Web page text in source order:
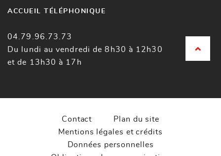
ACCUEIL TÉLÉPHONIQUE
04.79.96.73.73
Du lundi au vendredi de 8h30 à 12h30
et de 13h30 à 17h
Contact
Plan du site
Mentions légales et crédits
Données personnelles